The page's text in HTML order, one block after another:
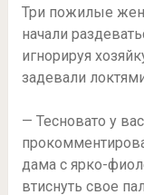
Три пожилые
начали
игнорируя
задевали
— Тесновато у
дама с ярко-
втиснуть свое